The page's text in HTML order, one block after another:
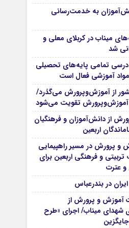
به خدمت‌رسانی
میناب در کربلای معلی و
شد
تمامی پایه‌های تحصیلی
آموزشی فعال است
از آموزش‌وپرورش می‌گذرد/
آموزش‌وپرورش تقویت می‌شود
از دانش‌آموزان و فرهنگیان
اربعین
آموزش و پرورش در مسیر راهپیمایی
تربیتی و فرهنگی اربعین برای
و عترت
در بندرعباس
آموزش و پرورش از
شهدای میناب/ اجرای «طرح